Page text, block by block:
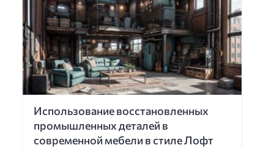
Использование восстановленных
промышленных деталей в
современной мебели в стиле Лофт